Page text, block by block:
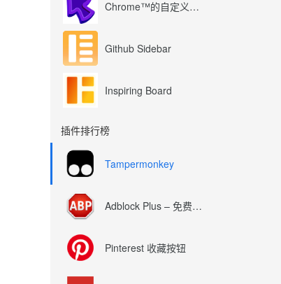
Chrome™的自定义光标
Github Sidebar
Inspiring Board
插件排行榜
Tampermonkey
Adblock Plus – 免费的广告拦截器
Pinterest 收藏按钮